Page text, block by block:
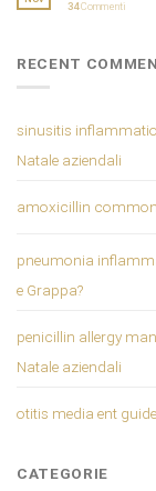
34Commenti
RECENT
sinusitis
Natale aziendali
amoxicillin
pneumonia
e Grappa?
penicillin allergy
Natale aziendali
otitis media ent guide
CATEGORIE